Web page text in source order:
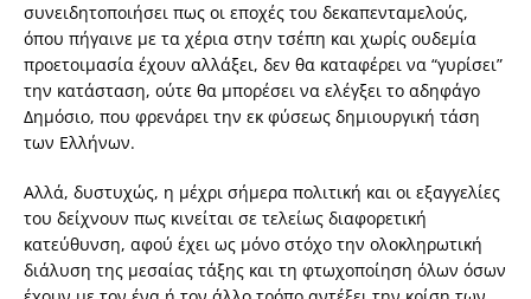
συνειδητοποιήσει πως οι εποχές του δεκαπενταμελούς,
όπου πήγαινε με τα χέρια στην τσέπη και χωρίς ουδεμία
προετοιμασία έχουν αλλάξει, δεν θα καταφέρει να “γυρίσει”
την κατάσταση, ούτε θα μπορέσει να ελέγξει το αδηφάγο
Δημόσιο, που φρενάρει την εκ φύσεως δημιουργική τάση
των Ελλήνων.
Αλλά, δυστυχώς, η μέχρι σήμερα πολιτική και οι εξαγγελίες
του δείχνουν πως κινείται σε τελείως διαφορετική
κατεύθυνση, αφού έχει ως μόνο στόχο την ολοκληρωτική
διάλυση της μεσαίας τάξης και τη φτωχοποίηση όλων όσων